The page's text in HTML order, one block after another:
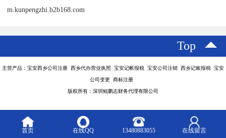
m.kunpengzhi.b2b168.com
Top
主营产品：宝安西乡公司注册 西乡代办营业执照 宝安记帐报税 宝安公司注销 西乡记账报税 宝安
公司变更 商标注册
版权所有：深圳鲲鹏志财务代理有限公司
首页 在线QQ 13480883055 在线留言